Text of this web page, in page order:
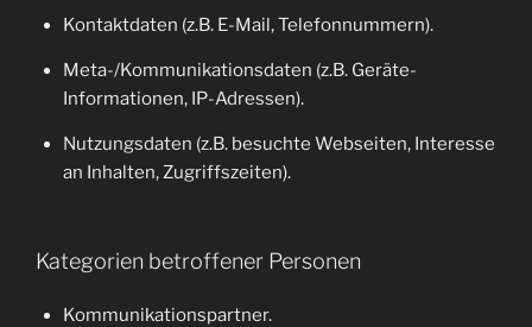
Kontaktdaten (z.B. E-Mail, Telefonnummern).
Meta-/Kommunikationsdaten (z.B. Geräte-
Informationen, IP-Adressen).
Nutzungsdaten (z.B. besuchte Webseiten, Interesse
an Inhalten, Zugriffszeiten).
Kategorien betroffener Personen
Kommunikationspartner.